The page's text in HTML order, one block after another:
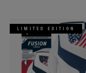
LIMITED EDITION